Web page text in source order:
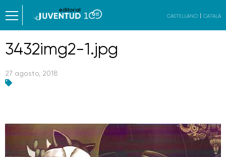
CASTELLANO CATALÀ
3432img2-1.jpg
27 agosto, 2018